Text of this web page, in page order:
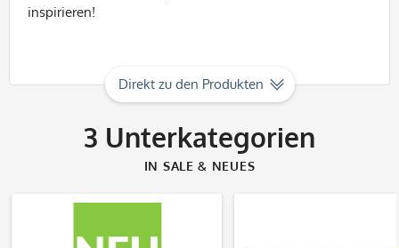
inspirieren!
Direkt zu den Produkten
3 Unterkategorien
IN SALE & NEUES